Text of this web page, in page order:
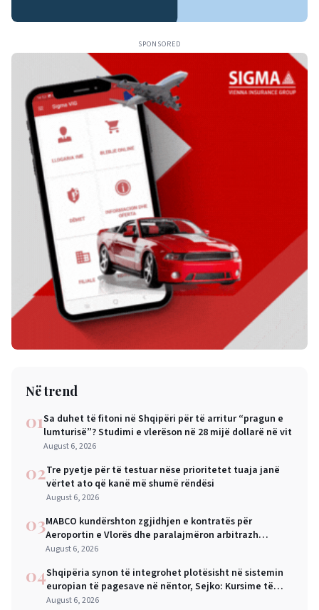
SPONSORED
Në trend
01Sa duhet të fitoni në Shqipëri për të arritur “pragun e
lumturisë”? Studimi e vlerëson në 28 mijë dollarë në vit
August 6, 2026
02Tre pyetje për të testuar nëse prioritetet tuaja janë
vërtet ato që kanë më shumë rëndësi
August 6, 2026
03MABCO kundërshton zgjidhjen e kontratës për
Aeroportin e Vlorës dhe paralajmëron arbitrazh
ndërkombëtar
August 6, 2026
04Shqipëria synon të integrohet plotësisht në sistemin
europian të pagesave në nëntor, Sejko: Kursime të
mëdha për qytetarët dhe bizneset
August 6, 2026